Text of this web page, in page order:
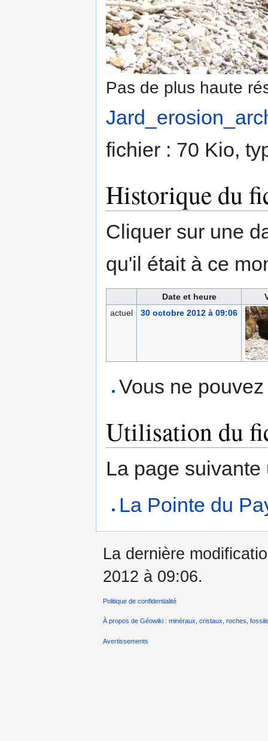
Pas de plus haute
fichier : 70 Kio,
Historique du
Cliquer sur une
qu'il était à ce
Date et heure
actuel
30 octobre 2012 à 09:06
Vous ne
Utilisation du
La page
La Pointe du
La dernière
2012 à 09:06.
Politique de confidentialité
À propos de Géowiki : minéraux, cristaux, roches,
Avertissements